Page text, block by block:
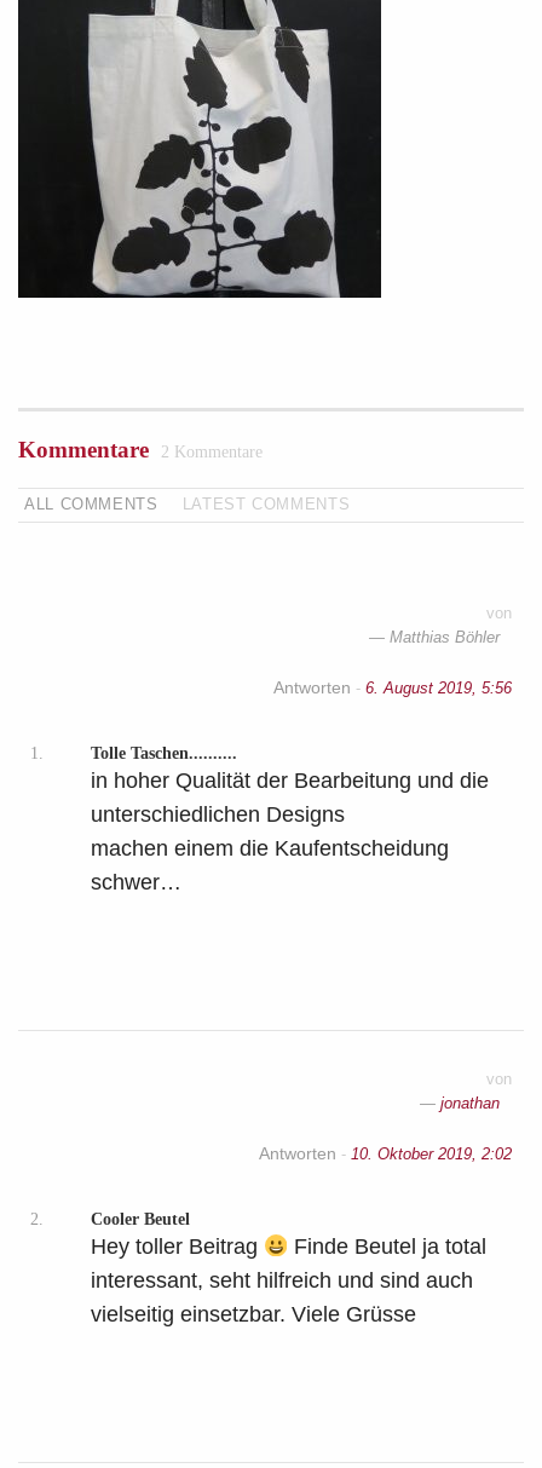
Kommentare 2 Kommentare
ALL COMMENTS LATEST COMMENTS
von
Matthias Böhler
Antworten - 6. August 2019, 5:56
1. Tolle Taschen..........
in hoher Qualität der Bearbeitung und die
unterschiedlichen Designs
machen einem die Kaufentscheidung
schwer…
von
jonathan
Antworten - 10. Oktober 2019, 2:02
2. Cooler Beutel
Hey toller Beitrag
Finde Beutel ja total
interessant, seht hilfreich und sind auch
vielseitig einsetzbar. Viele Grüsse